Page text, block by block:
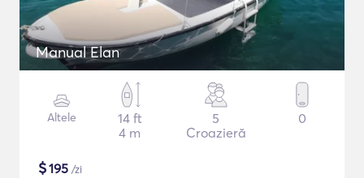
Manual Elan
Altele
14 ft
4 m
5
Croazieră
0
$195 /zi